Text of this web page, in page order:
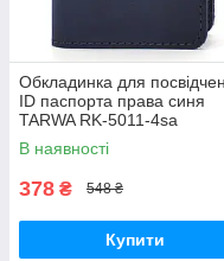
Обкладинка для
ID паспорта права синя
TARWA RK-5011-4sa
В наявності
378 ₴ 548 ₴
Купити